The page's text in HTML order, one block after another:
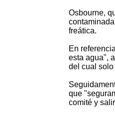
Osbourne,
freática.
En
esta agua",
del cual
que
comité y